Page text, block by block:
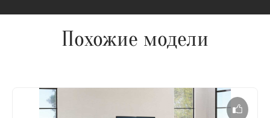
Похожие модели